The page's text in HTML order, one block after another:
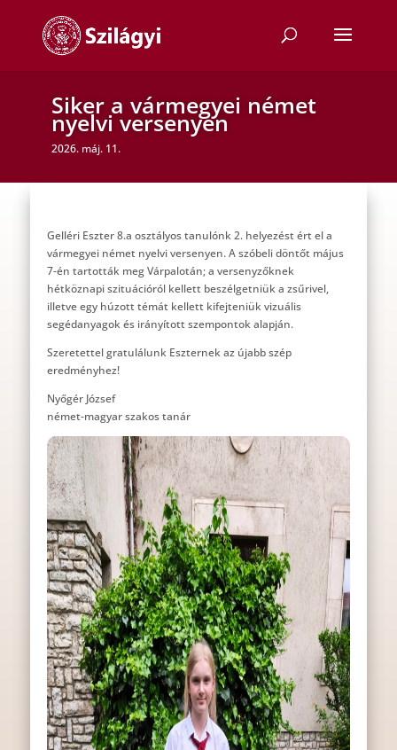
Siker a vármegyei német
nyelvi versenyen
2026. máj. 11.
Gelléri Eszter 8.a osztályos tanulónk 2. helyezést ért el a
vármegyei német nyelvi versenyen. A szóbeli döntőt május
7-én tartották meg Várpalotán; a versenyzőknek
hétköznapi szituációról kellett beszélgetniük a zsűrivel,
illetve egy húzott témát kellett kifejteniük vizuális
segédanyagok és irányított szempontok alapján.
Szeretettel gratulálunk Eszternek az újabb szép
eredményhez!
Nyőgér József
német-magyar szakos tanár